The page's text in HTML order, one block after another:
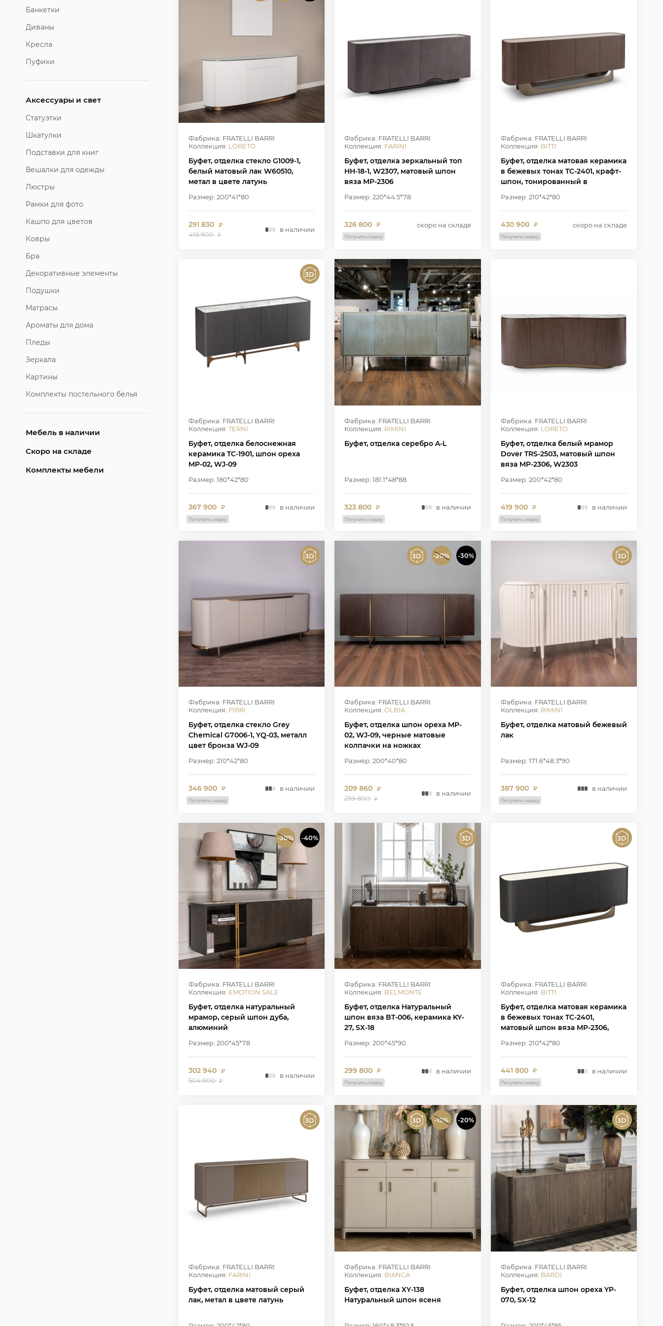
Банкетки
Диваны
Кресла
Пуфики
Аксессуары и свет
Статуэтки
Шкатулки
Подставки для книг
Вешалки для одежды
Люстры
Рамки для фото
Кашпо для цветов
Ковры
Бра
Декоративные элементы
Подушки
Матрасы
Ароматы для дома
Пледы
Зеркала
Картины
Комплекты постельного белья
Мебель в наличии
Скоро на складе
Комплекты мебели
Фабрика: FRATELLI BARRI
Коллекция: LORETO
Буфет, отделка стекло G1009-1,
белый матовый лак W60510,
метал в цвете латунь
Размер: 200*41*80
291 830 ₽
416 900 ₽
в наличии
Фабрика: FRATELLI BARRI
Коллекция: FARINI
Буфет, отделка зеркальный топ
HH-18-1, W2307, матовый шпон
вяза MP-2306
Размер: 220*44.5*78
326 800 ₽ скоро на складе
Получить скидку
Фабрика: FRATELLI BARRI
Коллекция: BITTI
Буфет, отделка матовая керамика
в бежевых тонах TC-2401, крафт-
шпон, тонированный в
основание цвет латуни W2303,
W7006
Размер: 210*42*80
430 900 ₽ скоро на складе
Получить скидку
Фабрика: FRATELLI BARRI
Коллекция: TERNI
Буфет, отделка белоснежная
керамика TC-1901, шпон ореха
MP-02, WJ-09
Размер: 180*42*80
367 900 ₽ в наличии
Получить скидку
Фабрика: FRATELLI BARRI
Коллекция: RIMINI
Буфет, отделка серебро A-L
Размер: 181.1*48*88
323 800 ₽ в наличии
Получить скидку
Фабрика: FRATELLI BARRI
Коллекция: LORETO
Буфет, отделка белый мрамор
Dover TRS-2503, матовый шпон
вяза MP-2306, W2303
Размер: 200*42*80
419 900 ₽ в наличии
Получить скидку
Фабрика: FRATELLI BARRI
Коллекция: PIRRI
Буфет, отделка стекло Grey
Chemical G7006-1, YQ-03, металл
цвет бронза WJ-09
Размер: 210*42*80
346 900 ₽ в наличии
Получить скидку
-20% -30%
Фабрика: FRATELLI BARRI
Коллекция:OLBIA
Буфет, отделка шпон ореха MP-
02, WJ-09, черные матовые
колпачки на ножках
Размер: 200*40*80
209 860 ₽
299 800 ₽
в наличии
Фабрика: FRATELLI BARRI
Коллекция: RIMINI
Буфет, отделка матовый бежевый
лак
Размер: 171.6*48.3*90
387 900 ₽ в наличии
Получить скидку
-30% -40%
Фабрика: FRATELLI BARRI
Коллекция: EMOTION SALE
Буфет, отделка натуральный
мрамор, серый шпон дуба,
алюминий
Размер: 200*45*78
302 940 ₽
504 900 ₽
в наличии
Фабрика: FRATELLI BARRI
Коллекция: BELMONTE
Буфет, отделка Натуральный
шпон вяза BT-006, керамика KY-
27, SX-18
Размер: 200*45*90
299 800 ₽ в наличии
Получить скидку
Фабрика: FRATELLI BARRI
Коллекция: BITTI
Буфет, отделка матовая керамика
в бежевых тонах TC-2401,
матовый шпон вяза MP-2306,
Размер: 210*42*80
441 800 ₽ в наличии
Получить скидку
Фабрика: FRATELLI BARRI
Коллекция: FARINI
Буфет, отделка матовый серый
лак, метал в цвете латунь
-15% -20%
Фабрика: FRATELLI BARRI
Коллекция: BIANCA
Буфет, отделка XY-138
Натуральный шпон ясеня
Фабрика: FRATELLI BARRI
Коллекция: BARDI
Буфет, отделка шпон ореха YP-
070, SX-12